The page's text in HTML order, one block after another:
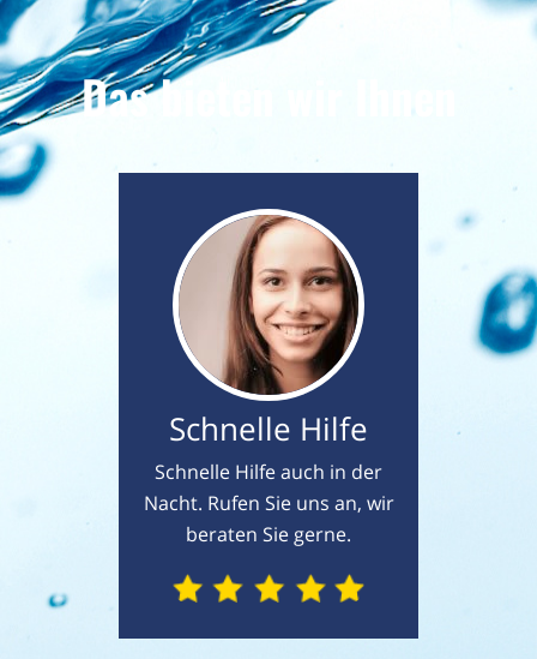
Das bieten wir Ihnen
Schnelle Hilfe
Schnelle Hilfe auch in der
Nacht. Rufen Sie uns an, wir
beraten Sie gerne.